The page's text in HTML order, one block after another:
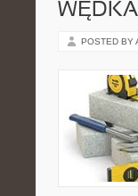
POSTED BY